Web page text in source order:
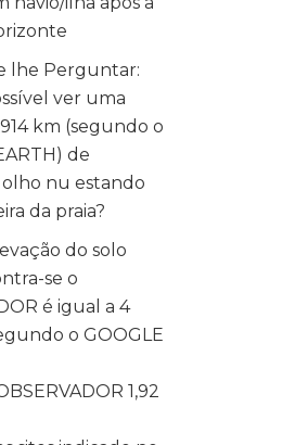
lhe Perguntar:
ver uma
km (segundo o
de
olho nu estando
da praia?
do solo
se o
é igual a 4
o GOOGLE
1,92